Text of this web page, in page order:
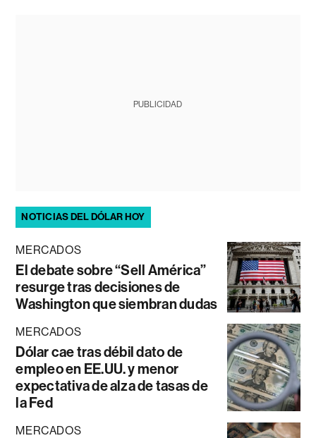
PUBLICIDAD
NOTICIAS DEL DÓLAR HOY
MERCADOS
El debate sobre “Sell América”
resurge tras decisiones de
Washington que siembran dudas
MERCADOS
Dólar cae tras débil dato de
empleo en EE.UU. y menor
expectativa de alza de tasas de
la Fed
MERCADOS